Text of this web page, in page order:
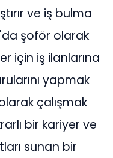
ve iş bulma
şoför olarak
için iş ilanlarına
yapmak
çalışmak
bir kariyer ve
sunan bir